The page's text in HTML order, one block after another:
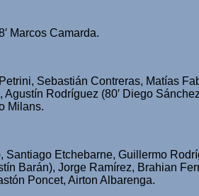
Marcos Camarda.
Sebastián Contreras, Matías
Rodríguez (80′ Diego
Milans.
Santiago Etchebarne, Guillermo
Barán), Jorge Ramírez, Brahian
Poncet, Airton Albarenga.